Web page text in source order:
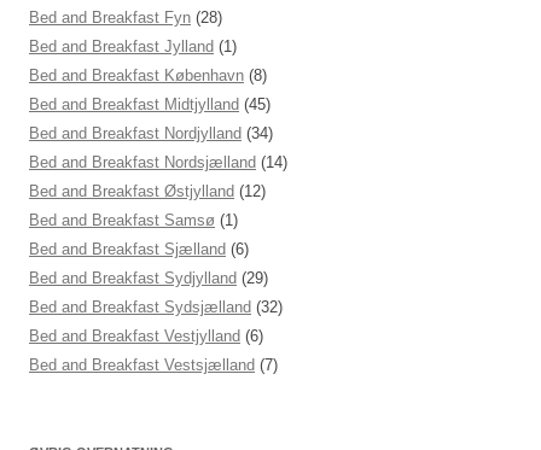
Bed and Breakfast Fyn (28)
Bed and Breakfast Jylland (1)
Bed and Breakfast København (8)
Bed and Breakfast Midtjylland (45)
Bed and Breakfast Nordjylland (34)
Bed and Breakfast Nordsjælland (14)
Bed and Breakfast Østjylland (12)
Bed and Breakfast Samsø (1)
Bed and Breakfast Sjælland (6)
Bed and Breakfast Sydjylland (29)
Bed and Breakfast Sydsjælland (32)
Bed and Breakfast Vestjylland (6)
Bed and Breakfast Vestsjælland (7)